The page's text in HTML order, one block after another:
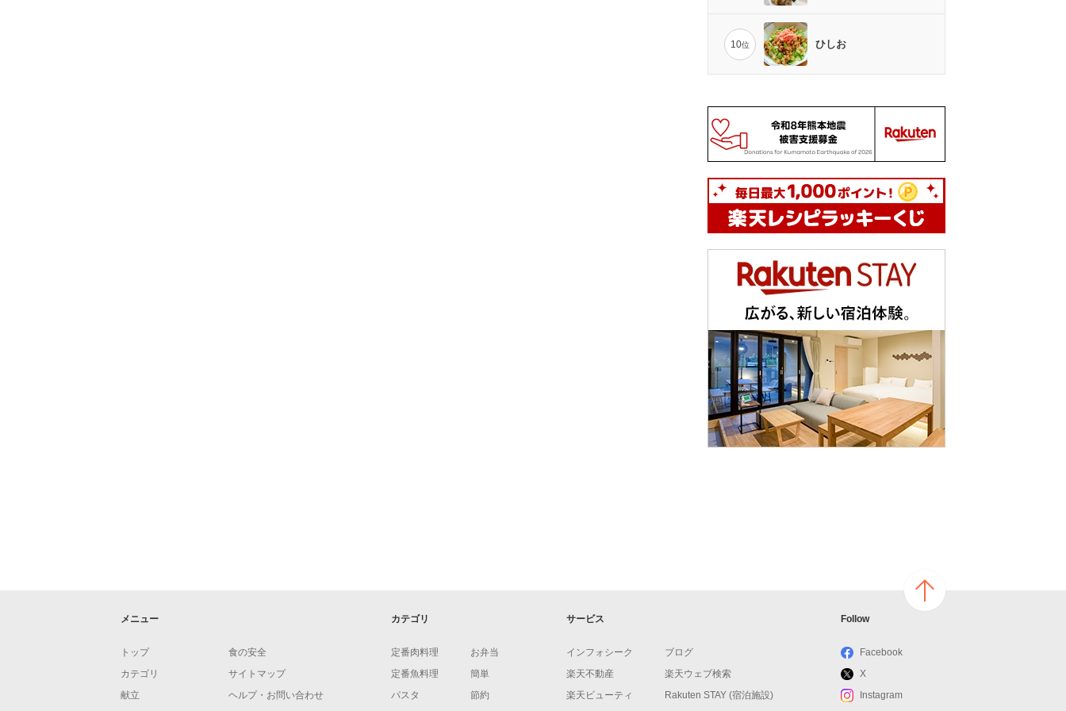
10位 ひしお
メニュー
トップ
カテゴリ
献立
食の安全
サイトマップ
ヘルプ・お問い合わせ
カテゴリ
定番肉料理
定番魚料理
パスタ
お弁当
簡単
節約
サービス
インフォシーク
楽天不動産
楽天ビューティ
ブログ
楽天ウェブ検索
Rakuten STAY (宿泊施設)
Follow
Facebook
X
Instagram